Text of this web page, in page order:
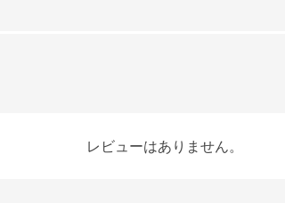
レビューはありません。